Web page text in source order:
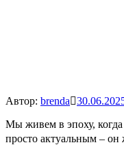
Автор: brenda
Мы живем в эпоху, когда
просто актуальным –